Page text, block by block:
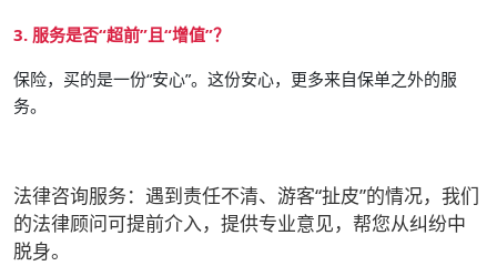
3. 服务是否“超前”且“增值”？
保险，买的是一份“安心”。这份安心，更多来自保单之外的服
务。
法律咨询服务：遇到责任不清、游客“扯皮”的情况，我们
的法律顾问可提前介入，提供专业意见，帮您从纠纷中
脱身。